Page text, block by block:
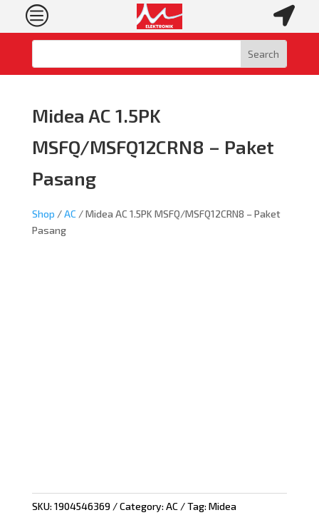
c 
Midea AC 1.5PK
MSFQ/MSFQ12CRN8 – Paket
Pasang
Shop /AC / Midea AC 1.5PK MSFQ/MSFQ12CRN8 – Paket
Pasang
SKU: 1904546369 Category: AC Tag: Midea